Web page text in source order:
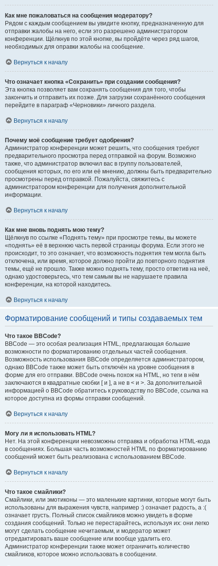
Как мне пожаловаться на сообщения модератору?
Рядом с каждым сообщением вы увидите кнопку, предназначенную для
отправки жалобы на него, если это разрешено администратором
конференции. Щёлкнув по этой кнопке, вы пройдёте через ряд шагов,
необходимых для оправки жалобы на сообщение.
Вернуться к началу
Что означает кнопка «Сохранить» при создании сообщения?
Эта кнопка позволяет вам сохранять сообщения для того, чтобы
закончить и отправить их позже. Для загрузки сохранённого сообщения
перейдите в параграф «Черновики» личного раздела.
Вернуться к началу
Почему моё сообщение требует одобрения?
Администратор конференции может решить, что сообщения требуют
предварительного просмотра перед отправкой на форум. Возможно
также, что администратор включил вас в группу пользователей,
сообщения которых, по его или её мнению, должны быть предварительно
просмотрены перед отправкой. Пожалуйста, свяжитесь с
администратором конференции для получения дополнительной
информации.
Вернуться к началу
Как мне вновь поднять мою тему?
Щёлкнув по ссылке «Поднять тему» при просмотре темы, вы можете
«поднять» её в верхнюю часть первой страницы форума. Если этого не
происходит, то это означает, что возможность поднятия тем могла быть
отключена, или время, которое должно пройти до повторного поднятия
темы, ещё не прошло. Также можно поднять тему, просто ответив на неё,
однако удостоверьтесь, что тем самым вы не нарушаете правила
конференции, на которой находитесь.
Вернуться к началу
Форматирование сообщений и типы создаваемых тем
Что такое BBCode?
BBCode — это особая реализация HTML, предлагающая большие
возможности по форматированию отдельных частей сообщения.
Возможность использования BBCode определяется администратором,
однако BBCode также может быть отключён на уровне сообщения в
форме для его отправки. BBCode очень похож на HTML, но теги в нём
заключаются в квадратные скобки [ и ], а не в < и >. За дополнительной
информацией о BBCode обратитесь к руководству по BBCode, ссылка на
которое доступна из формы отправки сообщений.
Вернуться к началу
Могу ли я использовать HTML?
Нет. На этой конференции невозможны отправка и обработка HTML-кода
в сообщениях. Большая часть возможностей HTML по форматированию
сообщений может быть реализована с использованием BBCode.
Вернуться к началу
Что такое смайлики?
Смайлики, или эмотиконы — это маленькие картинки, которые могут быть
использованы для выражения чувств, например :) означает радость, а :(
означает грусть. Полный список смайликов можно увидеть в форме
создания сообщений. Только не перестарайтесь, используя их: они легко
могут сделать сообщение нечитаемым, и модератор может
отредактировать ваше сообщение или вообще удалить его.
Администратор конференции также может ограничить количество
смайликов, которое можно использовать в сообщении.